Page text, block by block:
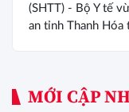
(SHTT) - Bộ Y tế
an tỉnh Thanh Hóa
MỚI CẬP